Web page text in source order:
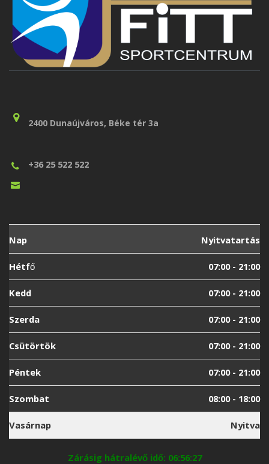
2400 Dunaújváros, Béke tér 3a
+36 25 522 522
Nap Nyitvatartás
Hétfő 07:00 - 21:00
Kedd 07:00 - 21:00
Szerda 07:00 - 21:00
Csütörtök 07:00 - 21:00
Péntek 07:00 - 21:00
Szombat 08:00 - 18:00
Vasárnap Nyitva
Zárásig hátralévő idő: 06:56:27